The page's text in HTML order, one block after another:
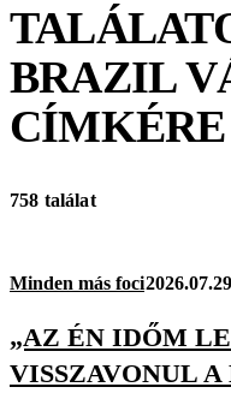
BRAZIL
CÍMKÉRE
758 találat
Minden más foci
„AZ ÉN IDŐM
VISSZAVONUL